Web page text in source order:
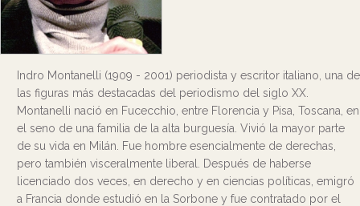
Indro Montanelli (1909 - 2001) periodista y escritor italiano, una de
las figuras más destacadas del periodismo del siglo XX.
Montanelli nació en Fucecchio, entre Florencia y Pisa, Toscana, en
el seno de una familia de la alta burguesía. Vivió la mayor parte
de su vida en Milán. Fue hombre esencialmente de derechas,
pero también visceralmente liberal. Después de haberse
licenciado dos veces, en derecho y en ciencias políticas, emigró
a Francia donde estudió en la Sorbone y fue contratado por el